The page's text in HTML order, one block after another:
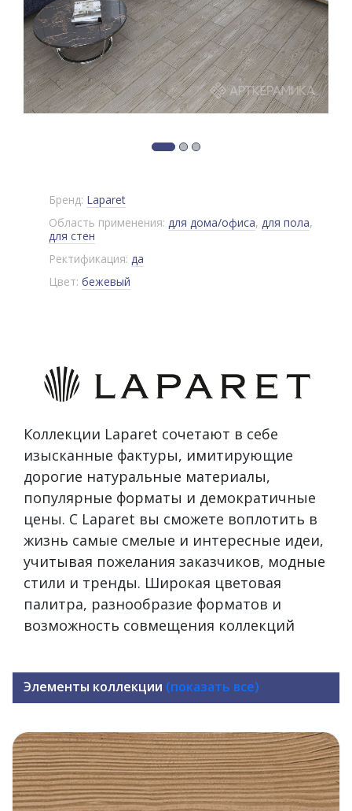
Бренд: Laparet
Область применения: для дома/офиса, для пола,
для стен
Ректификация: да
Цвет: бежевый
Коллекции Laparet сочетают в себе
изысканные фактуры, имитирующие
дорогие натуральные материалы,
популярные форматы и демократичные
цены. С Laparet вы сможете воплотить в
жизнь самые смелые и интересные идеи,
учитывая пожелания заказчиков, модные
стили и тренды. Широкая цветовая
палитра, разнообразие форматов и
возможность совмещения коллекций
Элементы коллекции (показать все)